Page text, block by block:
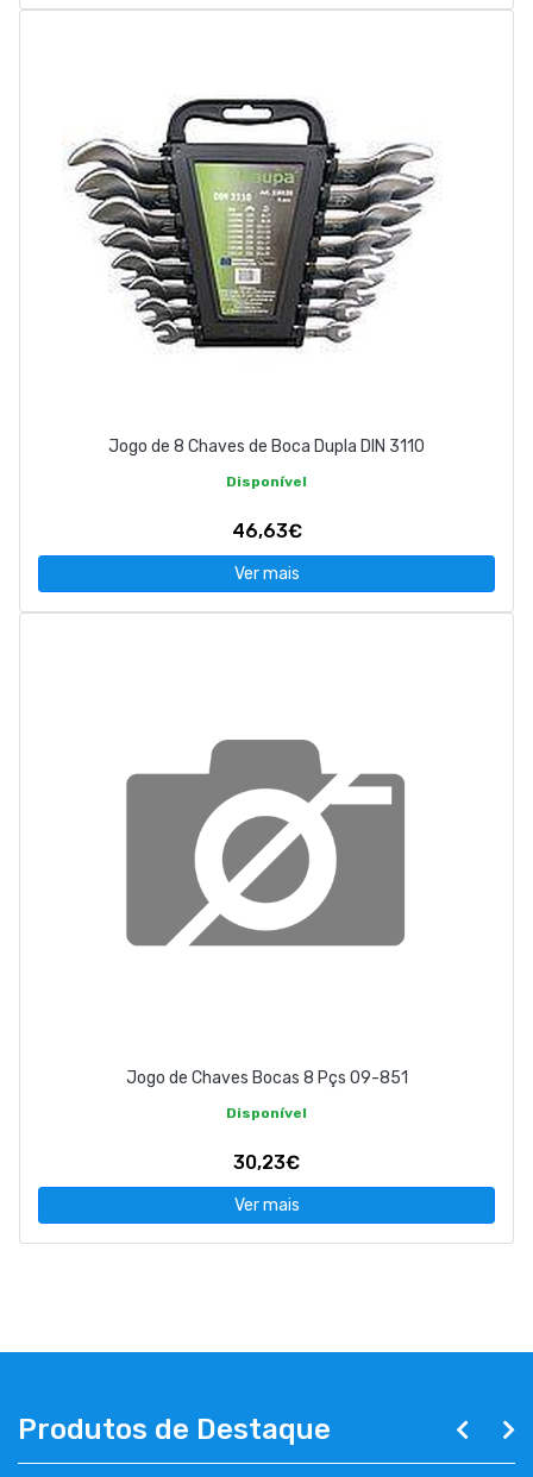
Jogo de 8 Chaves de Boca Dupla DIN 3110
Disponível
46,63€
Ver mais
Jogo de Chaves Bocas 8 Pçs 09-851
Disponível
30,23€
Ver mais
Produtos de Destaque